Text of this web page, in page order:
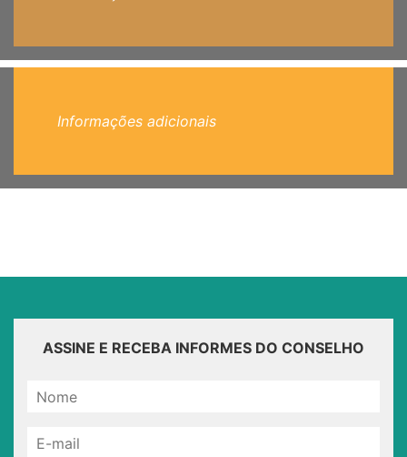
Informações adicionais
ASSINE E RECEBA INFORMES DO CONSELHO